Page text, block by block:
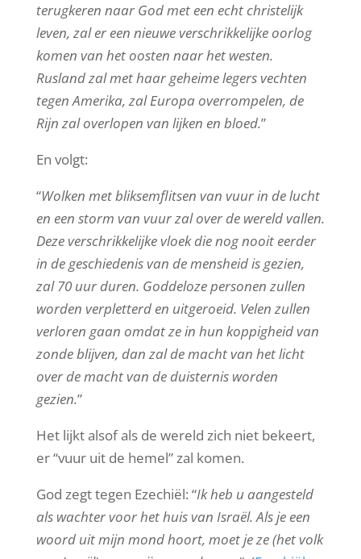
terugkeren naar God met een echt christelijk
leven, zal er een nieuwe verschrikkelijke oorlog
komen van het oosten naar het westen.
Rusland zal met haar geheime legers vechten
tegen Amerika, zal Europa overrompelen, de
Rijn zal overlopen van lijken en bloed.”
En volgt:
“Wolken met bliksemflitsen van vuur in de lucht
en een storm van vuur zal over de wereld vallen.
Deze verschrikkelijke vloek die nog nooit eerder
in de geschiedenis van de mensheid is gezien,
zal 70 uur duren. Goddeloze personen zullen
worden verpletterd en uitgeroeid. Velen zullen
verloren gaan omdat ze in hun koppigheid van
zonde blijven, dan zal de macht van het licht
over de macht van de duisternis worden
gezien.”
Het lijkt alsof als de wereld zich niet bekeert,
er “vuur uit de hemel” zal komen.
God zegt tegen Ezechiël: “Ik heb u aangesteld
als wachter voor het huis van Israël. Als je een
woord uit mijn mond hoort, moet je ze (het volk